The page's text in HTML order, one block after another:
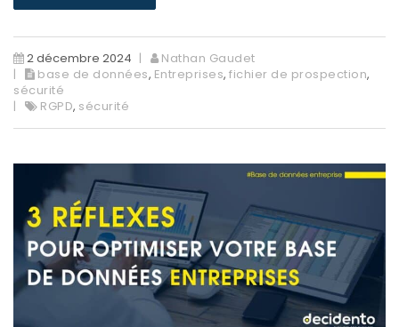
2 décembre 2024
Nathan Gaudet
base de données, Entreprises, fichier de prospection,
sécurité
RGPD, sécurité